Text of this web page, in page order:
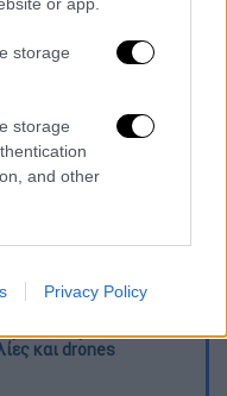
storage
storage
and other
Privacy Policy
Ανδρουλάκη: Η
από την κοινωνία
για τον Τραμπ και το
της Τεχεράνης - Ποιος
και drones